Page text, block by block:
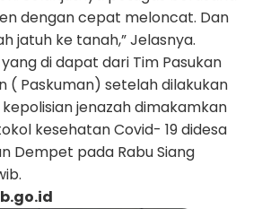
dengan cepat meloncat. Dan
jatuh ke tanah,” Jelasnya.
di dapat dari Tim Pasukan
( Paskuman) setelah dilakukan
jenazah dimakamkan
kesehatan Covid- 19 didesa
Dempet pada Rabu Siang